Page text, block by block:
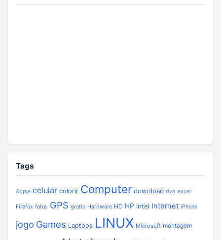
Tags
Apple celular colorir Computer download dvd excel
Firefox fotos GPS gratis Hardware HD HP Intel Internet iPhone
jogo Games Laptops LINUX Microsoft montagem